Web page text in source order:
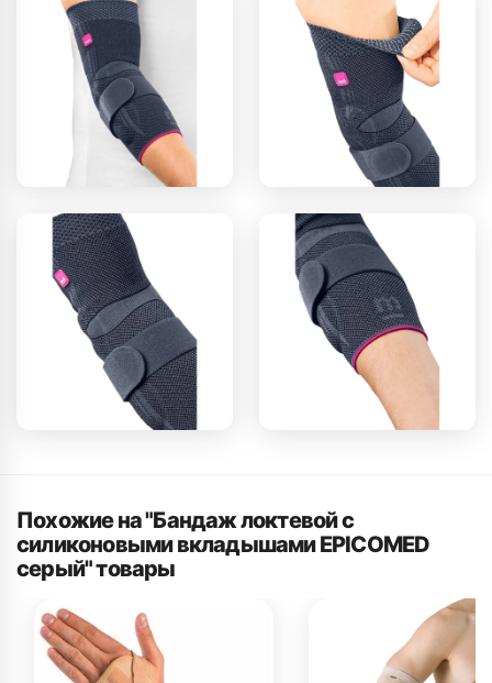
Похожие на "Бандаж локтевой с
силиконовыми вкладышами EPICOMED
серый" товары